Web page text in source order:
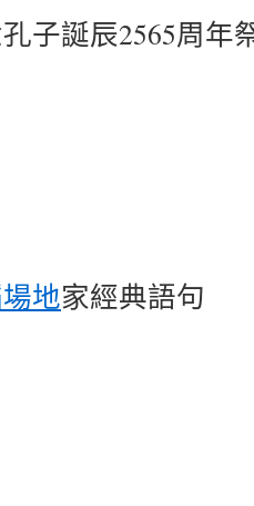
子誕辰2565周年
地家經典語句